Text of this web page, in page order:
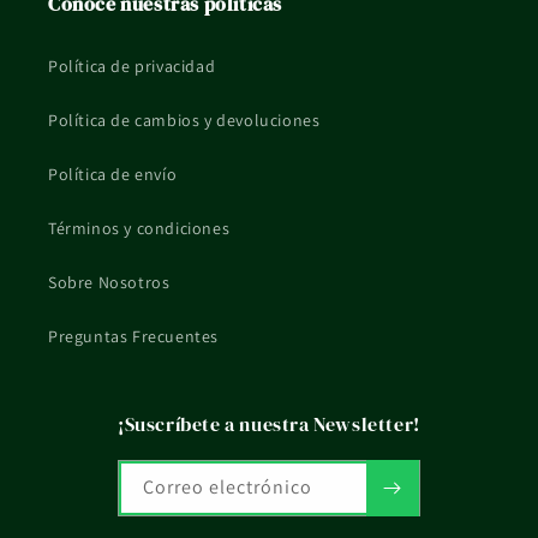
Política de privacidad
Política de cambios y devoluciones
Política de envío
Términos y condiciones
Sobre Nosotros
Preguntas Frecuentes
¡Suscríbete a nuestra Newsletter!
Correo electrónico